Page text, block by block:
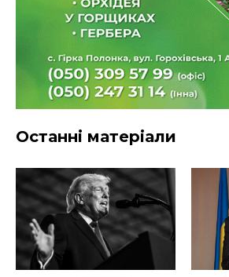
Останні матеріали